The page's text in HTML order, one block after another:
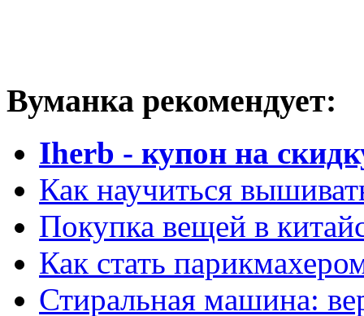
Вуманка рекомендует:
Iherb - купон на
Как научиться
Покупка вещей в
Как стать
Стиральная машина: